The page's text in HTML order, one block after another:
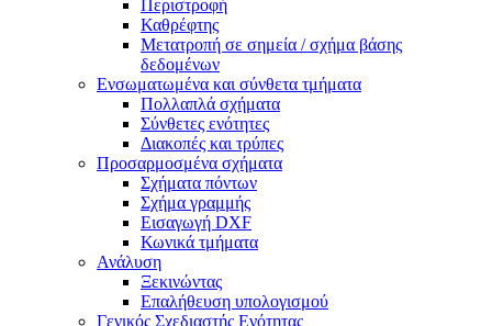
Περιστροφή
Καθρέφτης
Μετατροπή σε σημεία / σχήμα βάσης
δεδομένων
Ενσωματωμένα και σύνθετα τμήματα
Πολλαπλά σχήματα
Σύνθετες ενότητες
Διακοπές και τρύπες
Προσαρμοσμένα σχήματα
Σχήματα πόντων
Σχήμα γραμμής
Εισαγωγή DXF
Κωνικά τμήματα
Ανάλυση
Ξεκινώντας
Επαλήθευση υπολογισμού
Γενικός Σχεδιαστής Ενότητας